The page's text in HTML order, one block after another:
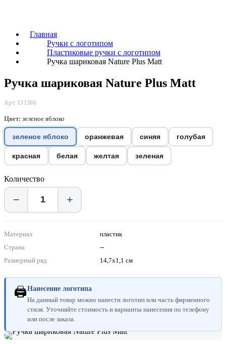
Главная
Ручки с логотипом
Пластиковые ручки с логотипом
Ручка шариковая Nature Plus Matt
Ручка шариковая Nature Plus Matt
Арт. 131386
Цвет: зеленое яблоко
зеленое яблоко оранжевая синяя голубая
красная белая желтая зеленая
Количество
− +
Материал
пластик
Страна
--
Размерный ряд
14,7х1,1 см
🖨Нанесение логотипа
На данный товар можно нанести логотип или часть фирменного
стиля. Уточняйте стоимость и варианты нанесения по телефону
или после заказа.